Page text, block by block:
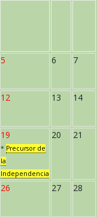
5 6 7
12 13 14
19
* Precursor de
la
Independencia
20 21
26 27 28